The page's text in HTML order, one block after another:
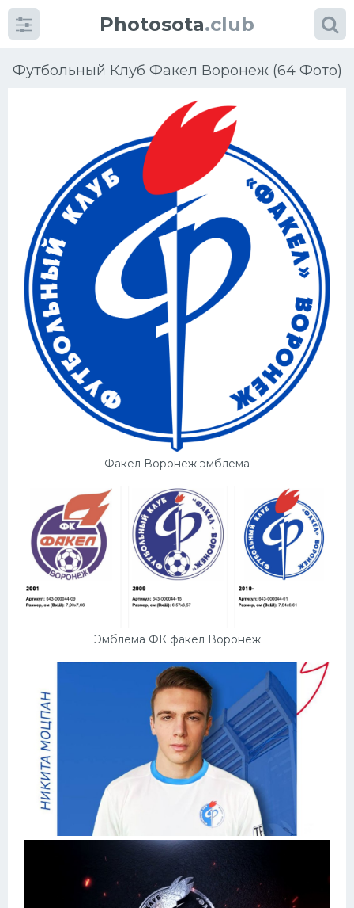
Photosota.club
Футбольный Клуб Факел Воронеж (64 Фото)
Факел Воронеж эмблема
Эмблема ФК факел Воронеж
Категории
Еще картинки...
Футбол
Баскетбол
Хоккей
Велогонки
Конькобежный спорт
Тренажеры
Интерьер квартиры